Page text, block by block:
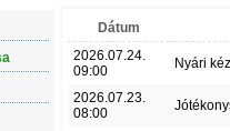
Dátum
2026.07.24.
09:00
Nyári
2026.07.23.
08:00